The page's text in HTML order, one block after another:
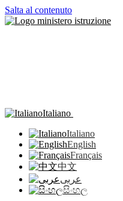
Salta al contenuto
Italiano
Italiano
English
Français
中文
عربى
සිංහල